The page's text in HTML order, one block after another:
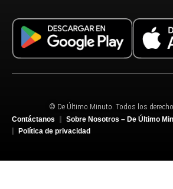
© De Último Minuto. Todos los
Contáctanos
Sobre Nosotros – De Último
Política de privacidad